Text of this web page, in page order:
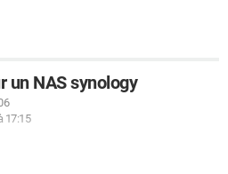
un NAS synology
17:15